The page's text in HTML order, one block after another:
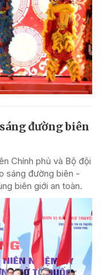
đường biên
Chính phủ và Bộ đội
sáng đường biên -
biên giới an toàn.